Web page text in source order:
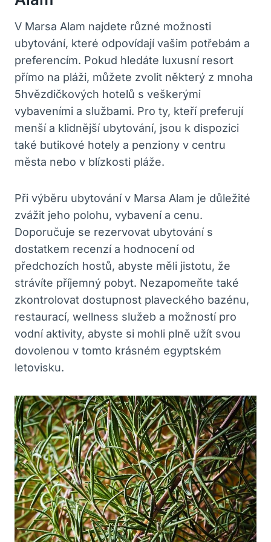
V Marsa Alam najdete různé možnosti
ubytování, které odpovídají vašim potřebám a
preferencím. Pokud hledáte luxusní resort
přímo na pláži, můžete zvolit některý z mnoha
5hvězdičkových hotelů s veškerými
vybaveními a službami. Pro ty, kteří preferují
menší a klidnější ubytování, jsou k dispozici
také butikové hotely a penziony v centru
města nebo v blízkosti pláže.
Při výběru ubytování v Marsa Alam je důležité
zvážit jeho polohu, vybavení a cenu.
Doporučuje se rezervovat ubytování s
dostatkem recenzí a hodnocení od
předchozích hostů, abyste měli jistotu, že
strávíte příjemný pobyt. Nezapomeňte také
zkontrolovat dostupnost plaveckého bazénu,
restaurací, wellness služeb a možností pro
vodní aktivity, abyste si mohli plně užít svou
dovolenou v tomto krásném egyptském
letovisku.